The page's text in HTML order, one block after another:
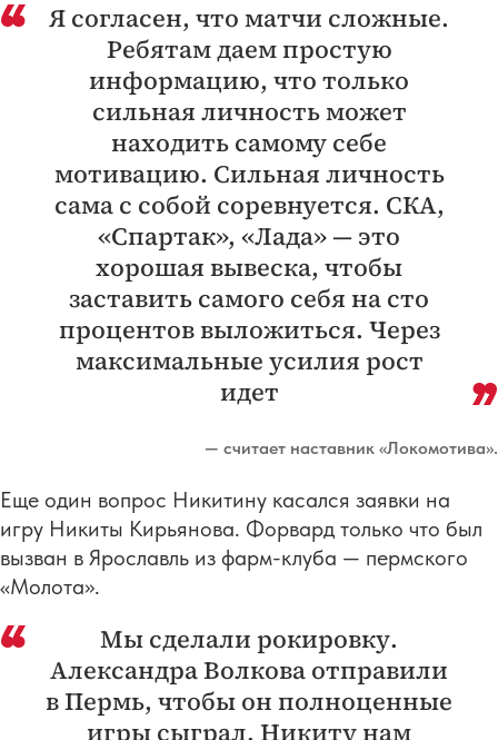
Я согласен, что матчи сложные.
Ребятам даем простую
информацию, что только
сильная личность может
находить самому себе
мотивацию. Сильная личность
сама с собой соревнуется. СКА,
«Спартак», «Лада» — это
хорошая вывеска, чтобы
заставить самого себя на сто
процентов выложиться. Через
максимальные усилия рост
идет
— считает наставник «Локомотива».
Еще один вопрос Никитину касался заявки на
игру Никиты Кирьянова. Форвард только что был
вызван в Ярославль из фарм-клуба — пермского
«Молота».
Мы сделали рокировку.
Александра Волкова отправили
в Пермь, чтобы он полноценные
игры сыграл. Никиту нам